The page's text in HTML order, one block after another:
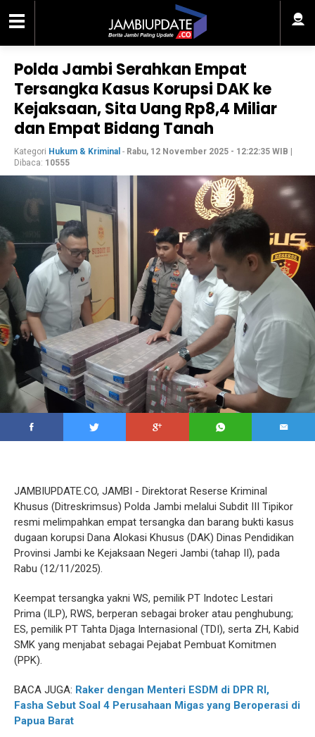
Polda Jambi Serahkan Empat
Tersangka Kasus Korupsi DAK ke
Kejaksaan, Sita Uang Rp8,4 Miliar
dan Empat Bidang Tanah
Kategori Hukum & Kriminal - Rabu, 12 November 2025 - 12:22:35 WIB
Dibaca: 10555
JAMBIUPDATE.CO, JAMBI - Direktorat Reserse Kriminal
Khusus (Ditreskrimsus) Polda Jambi melalui Subdit III Tipikor
resmi melimpahkan empat tersangka dan barang bukti kasus
dugaan korupsi Dana Alokasi Khusus (DAK) Dinas Pendidikan
Provinsi Jambi ke Kejaksaan Negeri Jambi (tahap II), pada
Rabu (12/11/2025).
Keempat tersangka yakni WS, pemilik PT Indotec Lestari
Prima (ILP), RWS, berperan sebagai broker atau penghubung;
ES, pemilik PT Tahta Djaga Internasional (TDI), serta ZH, Kabid
SMK yang menjabat sebagai Pejabat Pembuat Komitmen
(PPK).
BACA JUGA: Raker dengan Menteri ESDM di DPR RI,
Fasha Sebut Soal 4 Perusahaan Migas yang Beroperasi di
Papua Barat